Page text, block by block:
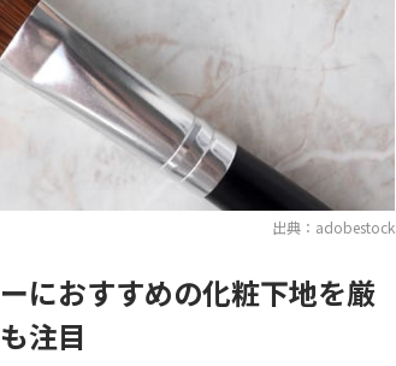
出典：adobestock
におすすめの化粧下地を厳
注目